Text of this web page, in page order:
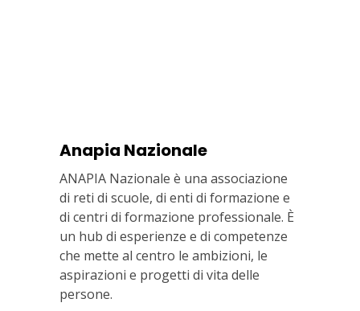
Anapia Nazionale
ANAPIA Nazionale è una associazione
di reti di scuole, di enti di formazione e
di centri di formazione professionale. È
un hub di esperienze e di competenze
che mette al centro le ambizioni, le
aspirazioni e progetti di vita delle
persone.